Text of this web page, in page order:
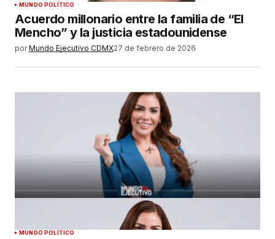
MUNDO POLÍTICO
Acuerdo millonario entre la familia de “El
Mencho” y la justicia estadounidense
por Mundo Ejecutivo CDMX27 de febrero de 2026
MUNDO POLÍTICO